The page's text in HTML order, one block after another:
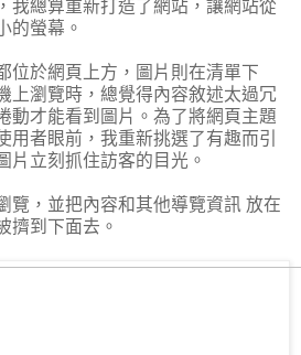
我總算重新打造了網站，讓網站從
的螢幕。
位於網頁上方，圖片則在清單下
上瀏覽時，總覺得內容敘述太過冗
動才能看到圖片。為了將網頁主題
用者眼前，我重新挑選了有趣而引
片立刻抓住訪客的目光。
覽，並把內容和其他導覽資訊 放在
擠到下面去。